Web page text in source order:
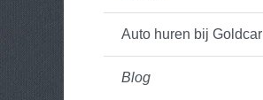
Auto huren bij Goldcar
Blog